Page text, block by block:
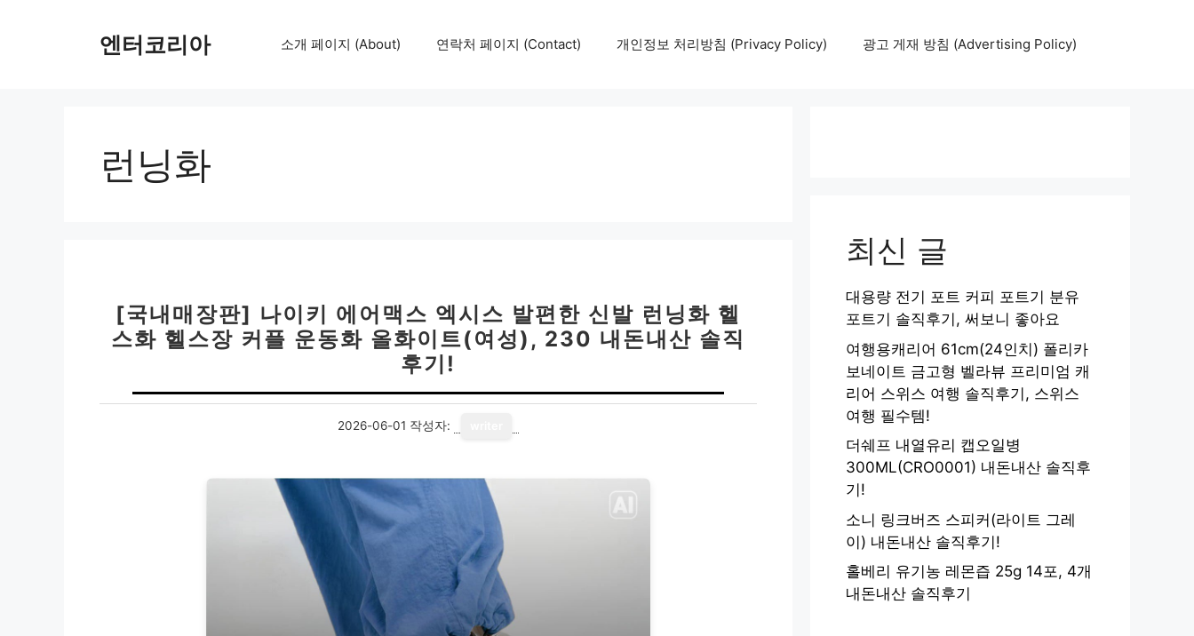
엔터코리아 소개 페이지 (About) 연락처 페이지 (Contact) 개인정보 처리방침 (Privacy Policy) 광고 게재 방침 (Advertising Policy)
런닝화
[국내매장판] 나이키 에어맥스 엑시스 발편한 신발 런닝화 헬
스화 헬스장 커플 운동화 올화이트(여성), 230 내돈내산 솔직
후기!
2026-06-01 작성자:
최신 글
대용량 전기 포트 커피 포트기 분유
포트기 솔직후기, 써보니 좋아요
여행용캐리어 61cm(24인치) 폴리카
보네이트 금고형 벨라뷰 프리미엄 캐
리어 스위스 여행 솔직후기, 스위스
여행 필수템!
더쉐프 내열유리 캡오일병
300ML(CRO0001) 내돈내산 솔직후
기!
소니 링크버즈 스피커(라이트 그레
이) 내돈내산 솔직후기!
홀베리 유기농 레몬즙 25g 14포, 4개
내돈내산 솔직후기